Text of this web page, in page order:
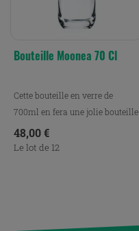
Bouteille Moonea 70 Cl
Cette bouteille en verre de
700ml en fera une jolie bouteille
d’eau en verre, ou...
Prix
48,00 €
Le lot de 12